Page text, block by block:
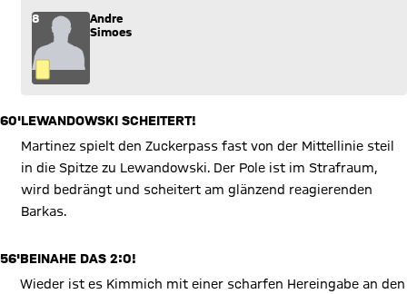
8
Andre
Simoes
60'LEWANDOWSKI SCHEITERT!
Martinez spielt den Zuckerpass fast von der Mittellinie steil
in die Spitze zu Lewandowski. Der Pole ist im Strafraum,
wird bedrängt und scheitert am glänzend reagierenden
Barkas.
56'BEINAHE DAS 2:0!
Wieder ist es Kimmich mit einer scharfen Hereingabe an den